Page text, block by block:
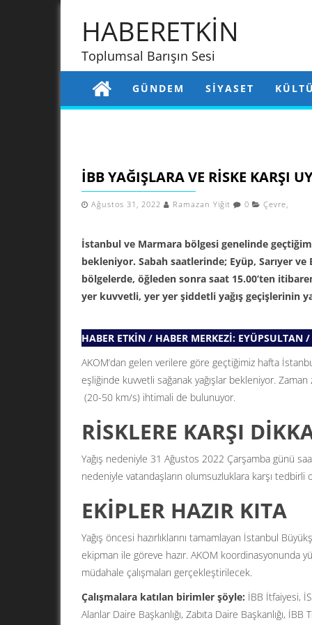
HABERETKİN
Toplumsal Barışın Sesi
GÜNDEM SIYASET
İBB YAĞIŞLARA VE RISKE KARŞI
Ağustos 31, 2022 Ramazan Yiğit 0 Çevre,
İstanbul ve Marmara bölgesi genelinde
bekleniyor. Sabah saatlerinde; Eyüp, Sarıyer
bölgelerde, öğleden sonra saat 15.00’ten
yer kuvvetli, yer yer şiddetli yağış geçişlerinin
HABER ETKİN / HABER MERKEZİ: EYÜPSULTAN
AKOM’dan gelen verilere göre geçtiğimiz hafta
eşliğinde kuvvetli sağanak yağışlar bekleniyor. Zaman
(20-50 km/s) ihtimali de bulunuyor.
RİSKLERE KARŞI
Yağış nedeniyle 31 Ağustos 2022 Çarşamba günü
nedeniyle vatandaşların olumsuzluklara karşı tedbirli
EKİPLER HAZIR KITA
Yağış öncesi hazırlıklarını tamamlayan İstanbul
ekipman ile göreve hazır. AKOM koordinasyonunda
müdahale çalışmaları gerçekleştirilecek.
Çalışmalara katılan birimler şöyle: İBB İtfaiyesi,
Alanlar Daire Başkanlığı, Zabıta Daire Başkanlığı,